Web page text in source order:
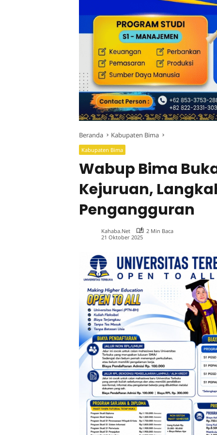
Beranda Kabupaten Bima
Kabupaten Bima
Wabup Bima
Kejuruan,
Pengangguran
Kahaba.net
2 Min Baca
21 Oktober 2025